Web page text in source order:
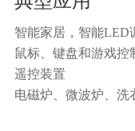
智能家居，智能LED
鼠标、键盘和游戏控
遥控装置
电磁炉、微波炉、洗